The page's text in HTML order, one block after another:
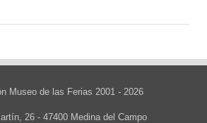
Museo de las Ferias 2001 - 2026
26 - 47400 Medina del Campo